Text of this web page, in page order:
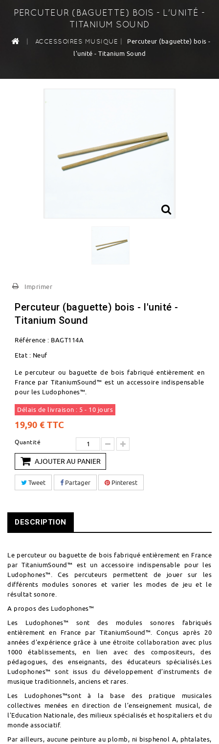
PERCUTEUR (BAGUETTE) BOIS - L'UNITÉ -
TITANIUM SOUND
| ACCESSOIRES MUSIQUE |
Percuteur (baguette) bois -
l'unité - Titanium Sound
Imprimer
Percuteur (baguette) bois - l'unité -
Titanium Sound
Référence : BAGT114A
Etat : Neuf
Le percuteur ou baguette de bois fabriqué entièrement en
France par TitaniumSound™ est un accessoire indispensable
pour les Ludophones™.
Délais de livraison : 5 - 10 jours
19,90 € TTC
Quantité
AJOUTER AU PANIER
Tweet Partager Pinterest
DESCRIPTION
Le percuteur ou baguette de bois fabriqué entièrement en France
par TitaniumSound™ est un accessoire indispensable pour les
Ludophones™. Ces percuteurs permettent de jouer sur les
différents modules sonores et varier les modes de jeu et le
résultat sonore.
A propos des Ludophones™
Les Ludophones™ sont des modules sonores fabriqués
entièrement en France par TitaniumSound™. Conçus après 20
années d'expérience grâce à une étroite collaboration avec plus
1000 établissements, en lien avec des compositeurs, des
pédagogues, des enseignants, des éducateurs spécialisés.Les
Ludophones™ sont issus du développement d’instruments de
musique traditionnels, anciens et rares.
Les Ludophones™sont à la base des pratique musicales
collectives menées en direction de l’enseignement musical, de
l’Education Nationale, des milieux spécialisés et hospitaliers et du
monde associatif.
Par ailleurs, aucune peinture au plomb, ni bisphenol A, phtalates,